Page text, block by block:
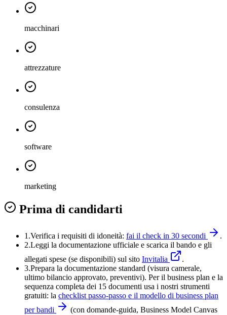
macchinari
attrezzature
consulenza
software
marketing
Prima di candidarti
1.Verifica i requisiti di idoneità: fai il check in 30 secondi
.
2.Leggi la documentazione ufficiale e scarica il bando e gli
allegati spese (se disponibili) sul sito Invitalia
.
3.Prepara la documentazione standard (visura camerale,
ultimo bilancio approvato, preventivi). Per il business plan e la
sequenza completa dei 15 documenti usa i nostri strumenti
gratuiti: la checklist passo-passo e il modello di business plan
per bandi
(con domande-guida, Business Model Canvas